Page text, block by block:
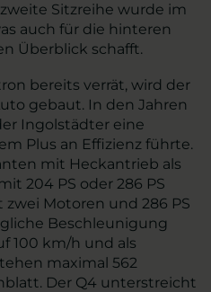
Sitzreihe wurde im
auch für die hinteren
Überblick schafft.
bereits verrät, wird der
gebaut. In den Jahren
Ingolstädter eine
Plus an Effizienz führte.
mit Heckantrieb als
204 PS oder 286 PS
Motoren und 286 PS
Beschleunigung
100 km/h und als
maximal 562
Der Q4 unterstreicht